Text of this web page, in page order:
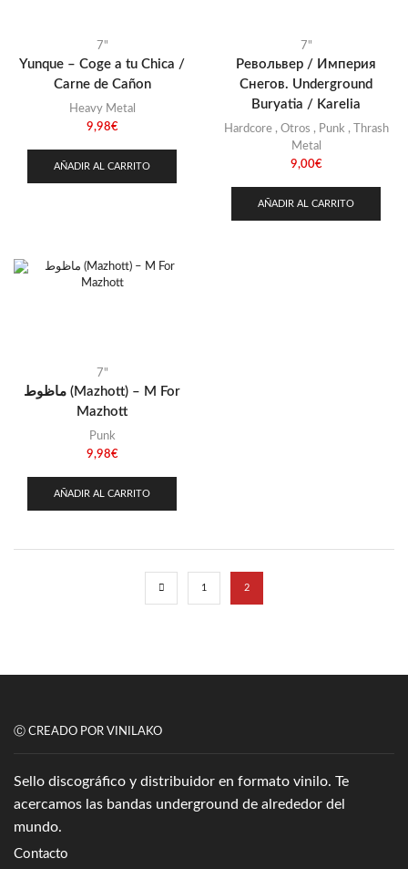
7"
Yunque – Coge a tu Chica /
Carne de Cañon
Heavy Metal
9,98€
AÑADIR AL CARRITO
7"
Револьвер / Империя
Снегов. Underground
Buryatia / Karelia
Hardcore, Otros , Punk ,
Thrash
Metal
9,00€
AÑADIR AL CARRITO
7"
ماظوط (Mazhott) – M For
Mazhott
Punk
9,98€
AÑADIR AL CARRITO
1 2
Ⓒ CREADO POR VINILAKO
Sello discográfico y distribuidor en formato vinilo. Te
acercamos las bandas underground de alrededor del
mundo.
Contacto